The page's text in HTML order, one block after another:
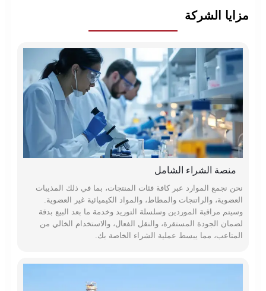
مزايا الشركة
منصة الشراء الشامل
نحن نجمع الموارد عبر كافة فئات المنتجات، بما في ذلك المذيبات
العضوية، والراتنجات والمطاط، والمواد الكيميائية غير العضوية.
وسيتم مراقبة الموردين وسلسلة التوريد وخدمة ما بعد البيع بدقة
لضمان الجودة المستقرة، والنقل الفعال، والاستخدام الخالي من
المتاعب، مما يبسط عملية الشراء الخاصة بك.